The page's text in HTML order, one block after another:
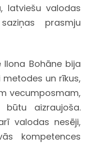
latviešu valodas
prasmju
Bohāne bija
un rīkus,
vecumposmam,
aizraujoša.
valodas nesēji,
kompetences